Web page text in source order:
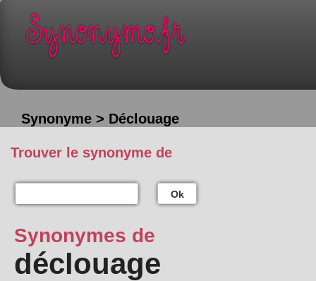
Synonyme > Déclouage
Trouver le synonyme de
Ok
Synonymes de
déclouage